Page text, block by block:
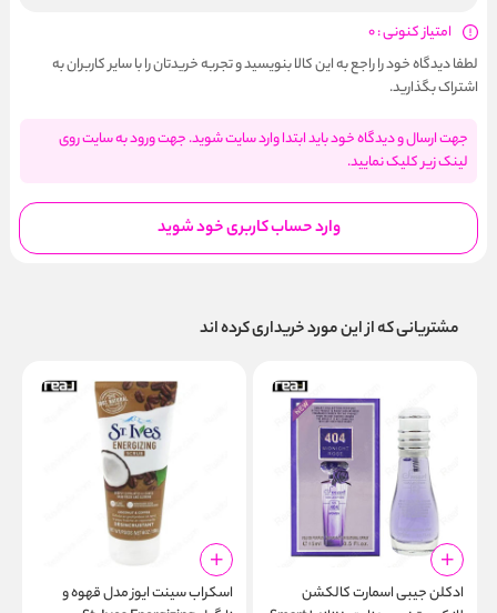
امتیاز کنونی : 0
لطفا دیدگاه خود را راجع به این کالا بنویسید و تجربه خریدتان را با سایر کاربران به
اشتراک بگذارید.
جهت ارسال و دیدگاه خود باید ابتدا وارد سایت شوید. جهت ورود به سایت روی
لینک زیر کلیک نمایید.
وارد حساب کاربری خود شوید
مشتریانی که از این مورد خریداری کرده اند
ادکلن جیبی اسمارت کالکشن
اسکراب سینت ایوز مدل قهوه و